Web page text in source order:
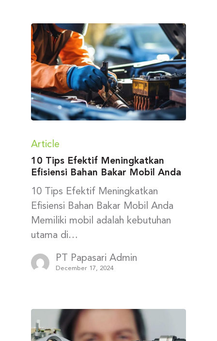
Article
10 Tips Efektif Meningkatkan
Efisiensi Bahan Bakar Mobil Anda
10 Tips Efektif Meningkatkan
Efisiensi Bahan Bakar Mobil Anda
Memiliki mobil adalah kebutuhan
utama di…
PT Papasari Admin
December 17, 2024